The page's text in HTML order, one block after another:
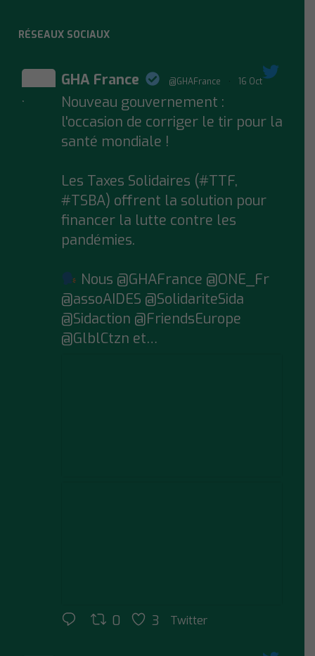
RÉSEAUX SOCIAUX
;
GHA France @GHAFrance · 16 Oct
Nouveau gouvernement :
l'occasion de corriger le tir pour la
santé mondiale !
Les Taxes Solidaires (#TTF,
#TSBA) offrent la solution pour
financer la lutte contre les
pandémies.
Nous @GHAFrance @ONE_Fr
@assoAIDES @SolidariteSida
@Sidaction @FriendsEurope
@GlblCtzn et…
0 3 Twitter